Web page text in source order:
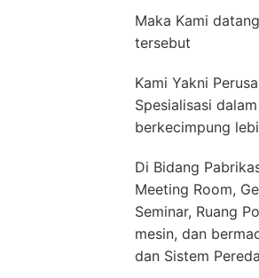
Maka Kami
tersebut
Kami Yakni
Spesialisasi
berkecimpung
Di Bidang
Meeting Room,
Seminar, Ruang
mesin, dan
dan Sistem